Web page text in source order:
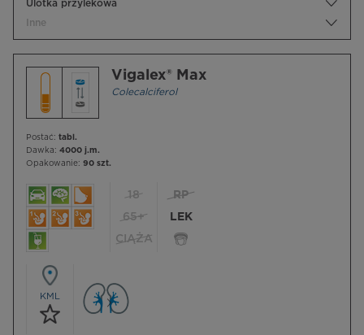
Ulotka przylekowa
Inne
Vigalex® Max
Colecalciferol
Postać: tabl.
Dawka: 4000 j.m.
Opakowanie: 90 szt.
18
65+
CIĄŻA
RP
LEK
KML